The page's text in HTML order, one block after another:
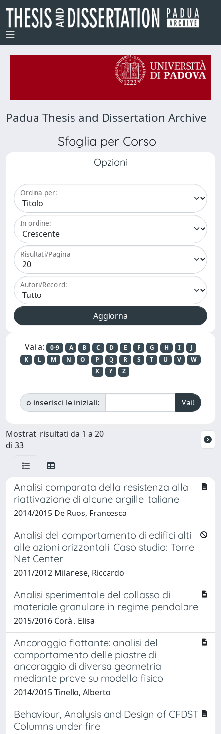
Padua Thesis and Dissertation Archive
Sfoglia per Corso
Opzioni
Ordina per:
In ordine:
Risultati/Pagina
Autori/Record:
Vai a: 0-9 A B C D E F G H I
J
K
L M N O P Q R S T U V
W
X
Y Z
o inserisci le iniziali:
Mostrati risultati da 1 a 20
di 33
Analisi comparata della resistenza alla
riattivazione di alcune argille italiane
2014/2015 De Ruos, Francesca
Analisi del comportamento di edifici alti
alle azioni orizzontali. Caso studio: Torre
Net Center
2011/2012 Milanese, Riccardo
Analisi sperimentale del collasso di
materiale granulare in regime pendolare
2015/2016 Corà , Elisa
Ancoraggio flottante: analisi del
comportamento delle piastre di
ancoraggio di diversa geometria
mediante prove su modello fisico
2014/2015 Tinello, Alberto
Behaviour, Analysis and Design of CFDST
Columns under fire